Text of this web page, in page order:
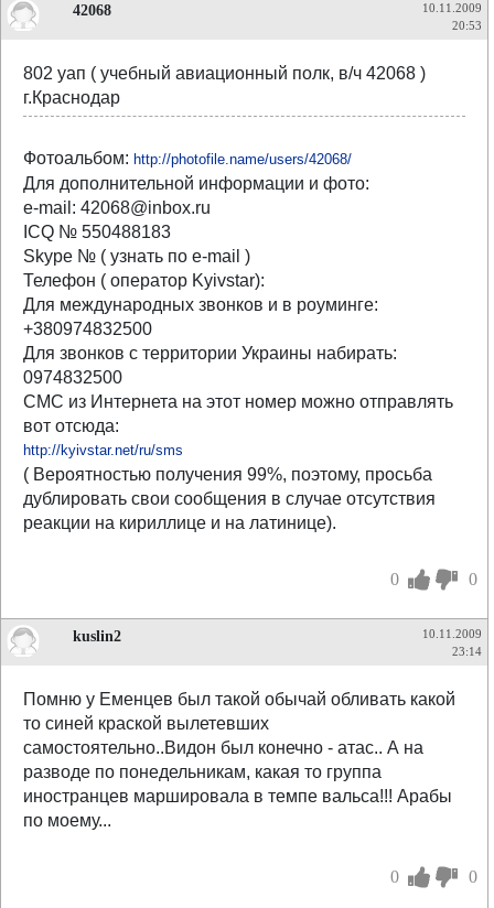
42068
10.11.2009
20:53
802 уап ( учебный авиационный полк, в/ч 42068 )
г.Краснодар
Фотоальбом: http://photofile.name/users/42068/
Для дополнительной информации и фото:
e-mail: 42068@inbox.ru
ICQ № 550488183
Skype № ( узнать по e-mail )
Телефон ( оператор Kyivstar):
Для международных звонков и в роуминге:
+380974832500
Для звонков с территории Украины набирать:
0974832500
СМС из Интернета на этот номер можно отправлять
вот отсюда:
http://kyivstar.net/ru/sms
( Вероятностью получения 99%, поэтому, просьба
дублировать свои сообщения в случае отсутствия
реакции на кириллице и на латинице).
0 0
kuslin2
10.11.2009
23:14
Помню у Еменцев был такой обычай обливать какой
то синей краской вылетевших
самостоятельно..Видон был конечно - атас.. А на
разводе по понедельникам, какая то группа
иностранцев маршировала в темпе вальса!!! Арабы
по моему...
0 0